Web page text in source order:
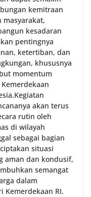
kemitraan
masyarakat,
kesadaran
pentingnya
ketertiban, dan
khususnya
momentum
akan terus
rutin oleh
di wilayah
sebagai bagian
situasi
aman dan kondusif,
semangat
dalam
Kemerdekaan RI.